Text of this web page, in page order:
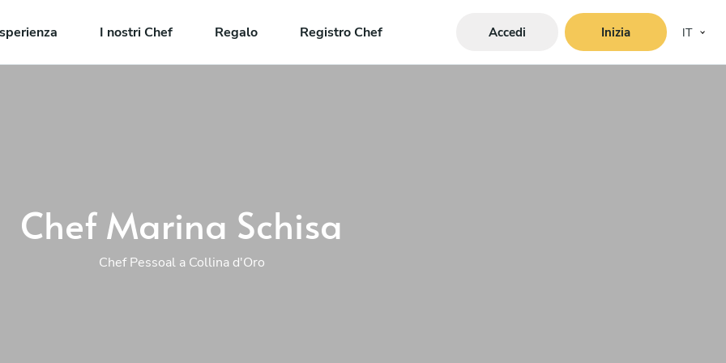
I nostri Chef Regalo Registro Chef Accedi Inizia IT
Chef Marina Schisa
Chef Pessoal a Collina d'Oro